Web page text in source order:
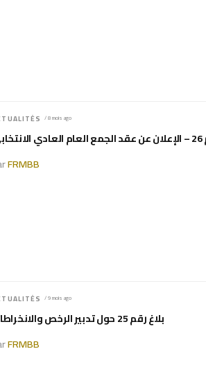
/ 8 mois ago
FRMBB
/ 9 mois ago
بلاغ رقم 25 حول تدبير الرخص والانخراطات
FRMBB